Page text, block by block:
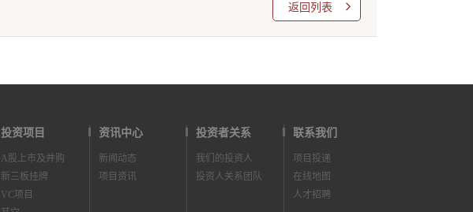
返回列表
投资项目
A股上市及并购
新三板挂牌
VC项目
资讯中心
新闻动态
项目资讯
投资者关系
我们的投资人
投资人关系团队
联系我们
项目投递
在线地图
人才招聘